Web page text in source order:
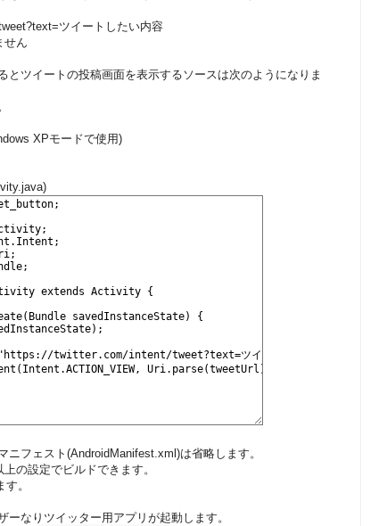
ツイートしたい内容
せん
とツイートの投稿画面を表示するソースは次のようになりま
XPモードで使用)
ニフェスト(AndroidManifest.xml)は省略します。
の設定でビルドできます。
。
ーなりツイッター用アプリが起動します。